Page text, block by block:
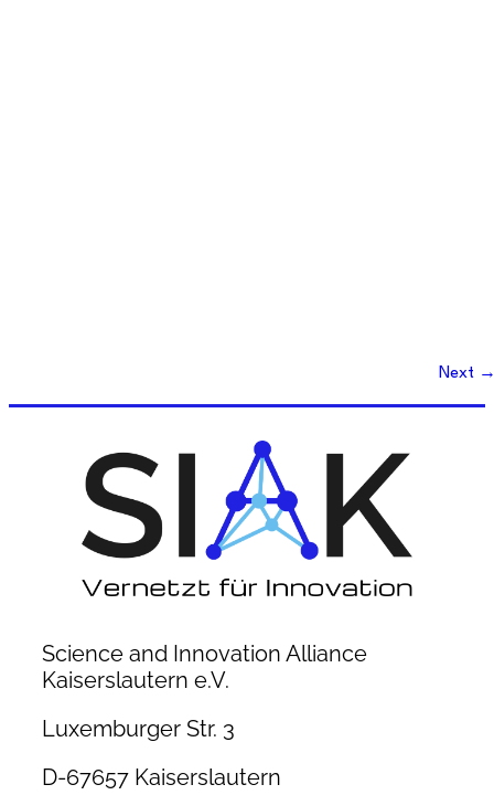
Next
Science and Innovation Alliance
Kaiserslautern e.V.
Luxemburger Str. 3
D-67657 Kaiserslautern